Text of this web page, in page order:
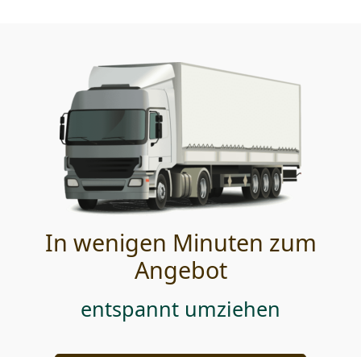
In wenigen Minuten zum
Angebot
entspannt umziehen